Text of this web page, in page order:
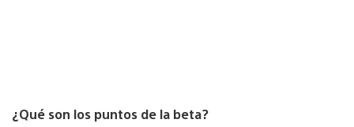
¿Qué son los puntos de la beta?